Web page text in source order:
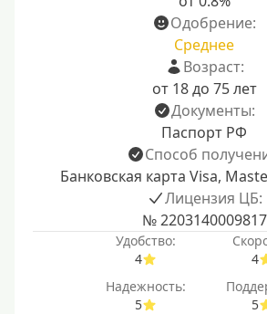
Одобрение:
Среднее
Возраст:
от 18 до 75 лет
Документы:
Паспорт РФ
Способ
Банковская карта Visa,
Лицензия ЦБ:
№ 2203140009817
Удобство:
4
4
Надежность:
5
5